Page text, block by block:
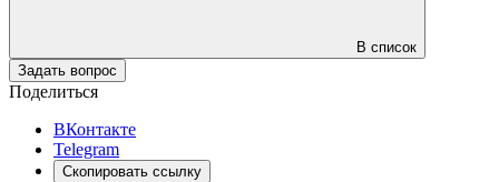
В список
Задать вопрос
Поделиться
ВКонтакте
Telegram
Скопировать ссылку